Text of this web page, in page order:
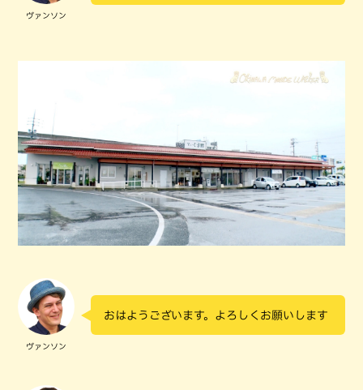
ヴァンソン
ヴァンソン
おはようございます。よろしくお願いします